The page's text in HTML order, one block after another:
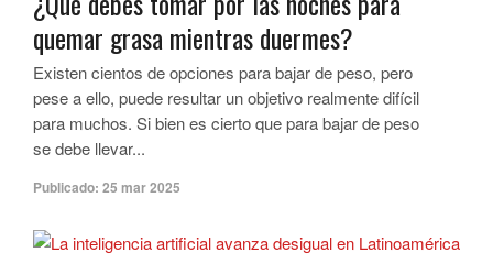
quemar grasa mientras duermes?
Existen cientos de opciones para bajar de peso, pero
pese a ello, puede resultar un objetivo realmente difícil
para muchos. Si bien es cierto que para bajar de peso
se debe llevar...
Publicado: 25 mar 2025